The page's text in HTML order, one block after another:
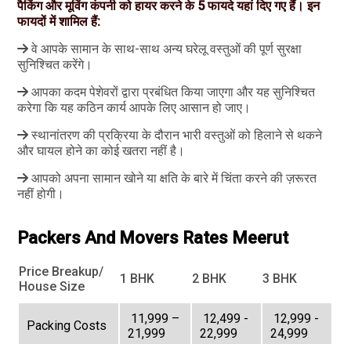
पैकिंग और मूविंग कंपनी को हायर करने के 5 फायदे यहां दिए गए हैं। इन
फायदों में शामिल हैं:
वे आपके सामान के साथ-साथ अन्य घरेलू वस्तुओं की पूर्ण सुरक्षा
सुनिश्चित करेंगे।
आपका कदम पेशेवरों द्वारा प्रबंधित किया जाएगा और यह सुनिश्चित
करेगा कि यह कठिन कार्य आपके लिए आसान हो जाए।
स्थानांतरण की प्रक्रिया के दौरान भारी वस्तुओं को हिलाने से थकने
और घायल होने का कोई खतरा नहीं है।
आपको अपना सामान खोने या क्षति के बारे में चिंता करने की ज़रूरत
नहीं होगी।
Packers And Movers Rates Meerut
Price Breakup/
House Size
1 BHK 2 BHK 3 BHK
Packing Costs
₹ 11,999 –
21,999
₹ 12,499 -
22,999
₹ 12,999 -
24,999